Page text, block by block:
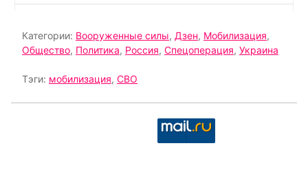
Категории: Вооруженные силы, Дзен, Мобилизация,
Общество, Политика, Россия, Спецоперация, Украина
Тэги: мобилизация, СВО